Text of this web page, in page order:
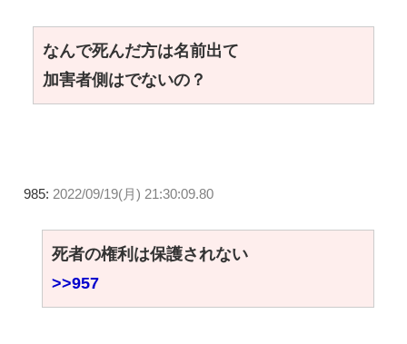
なんで死んだ方は名前出て
加害者側はでないの？
985: 2022/09/19(月) 21:30:09.80
死者の権利は保護されない
>>957